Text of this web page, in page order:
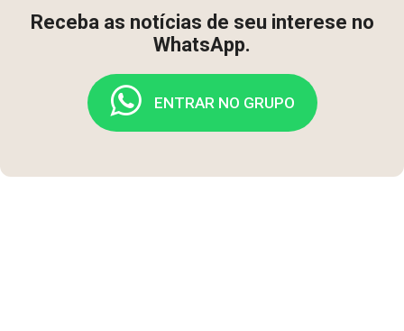
Receba as notícias de seu interese no
WhatsApp.
ENTRAR NO GRUPO